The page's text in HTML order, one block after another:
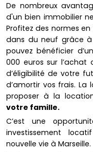
De nombreux
d'un bien immobilier
Profitez des normes
dans du neuf grâce
pouvez bénéficier
000 euros sur l’achat
d’éligibilité de votre
d’amortir vos frais.
proposer à la
votre famille.
C’est une
investissement
nouvelle vie à Marseille.